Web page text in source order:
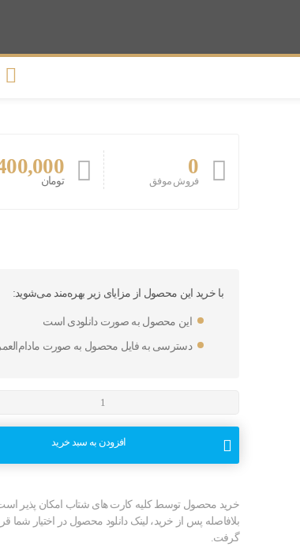
0
فروش موفق تومان
با خرید این محصول از مزایای زیر بهره‌مند می‌شوید:
این محصول به صورت دانلودی است
دسترسی به فایل محصول به صورت مادام‌العمر
افزودن به سبد خرید
خرید محصول توسط کلیه کارت های شتاب امکان پذیر
بلافاصله پس از خرید، لینک دانلود محصول در اختیار شما
گرفت.